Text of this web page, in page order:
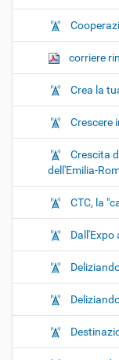
corriere
Crea la
Crescere
Crescita
dell'Emilia-
CTC, la
Dall'Expo